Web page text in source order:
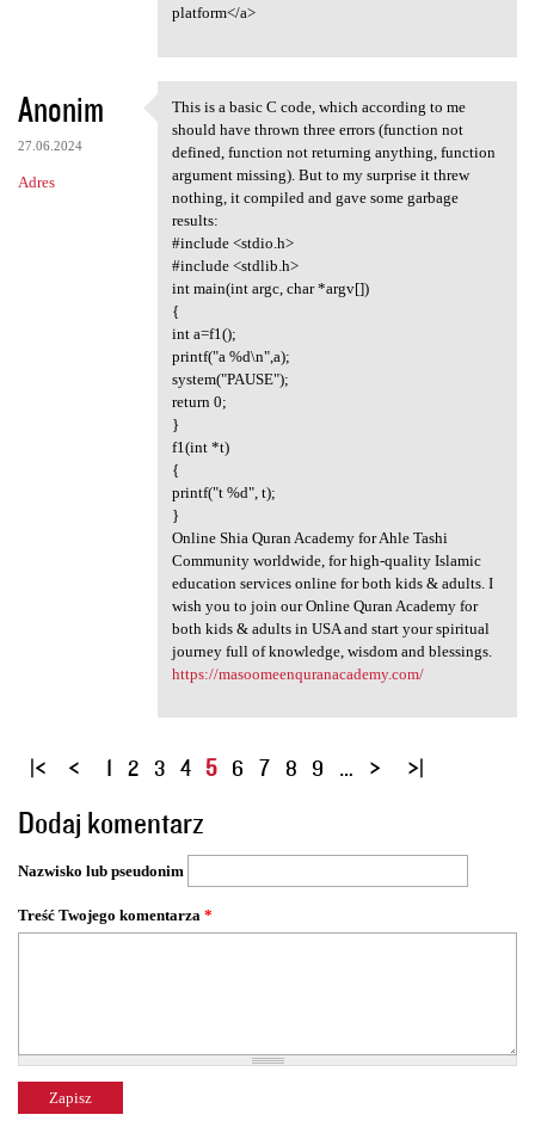
platform</a>
Anonim
27.06.2024
Adres
This is a basic C code, which
This is a basic C code, which according to me
should have thrown three errors (function not
defined, function not returning anything, function
argument missing). But to my surprise it threw
nothing, it compiled and gave some garbage
results:
#include <stdio.h>
#include <stdlib.h>
int main(int argc, char *argv[])
{
int a=f1();
printf("a %d\n",a);
system("PAUSE");
return 0;
}
f1(int *t)
{
printf("t %d", t);
}
Online Shia Quran Academy for Ahle Tashi
Community worldwide, for high-quality Islamic
education services online for both kids & adults. I
wish you to join our Online Quran Academy for
both kids & adults in USA and start your spiritual
journey full of knowledge, wisdom and blessings.
https://masoomeenquranacademy.com/
S
r
o
y
1 2 3 4 5 6 7 8 9 …
Dodaj komentarz
Nazwisko lub pseudonim
Treść Twojego komentarza *